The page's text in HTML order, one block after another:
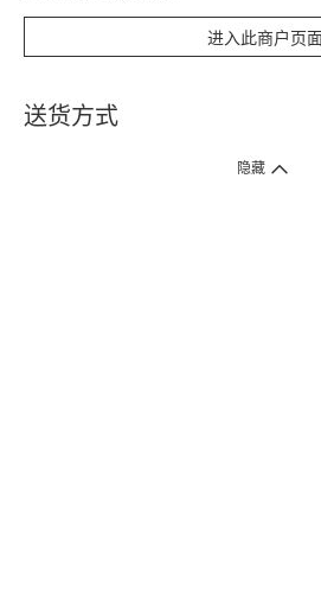
进入此商户页
送货方式
1. 送货到府（受卫生署条例规管产品除外 ）
隐藏